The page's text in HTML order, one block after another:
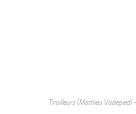
Tirailleurs (Mathieu